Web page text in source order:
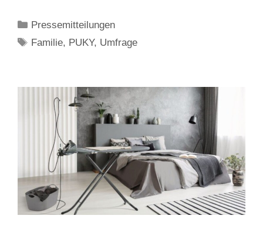
Kategorien
Pressemitteilungen
Schlagwörter
Familie, PUKY, Umfrage